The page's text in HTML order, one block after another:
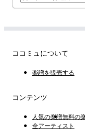
ココミュについて
楽譜を販売する
コンテンツ
人気の楽譜無料の
全アーティスト